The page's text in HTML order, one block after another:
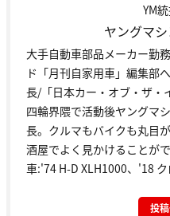
YM
ヤングマ
大手自動車部品メーカー勤
ド「月刊自家用車」編集部
長/「日本カー・オブ・ザ・
四輪界隈で活動後ヤングマ
長。クルマもバイクも丸目
酒屋でよく見かけることが
車:'74 H-D XLH1000、'18 ク
投